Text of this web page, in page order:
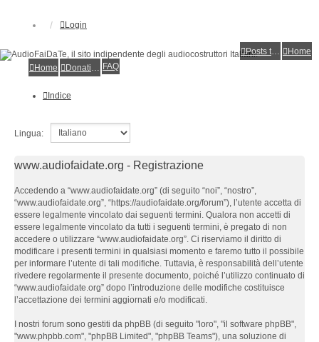
Login
Posts toplist
Home
Home
Donations FAQ
Indice
Lingua:
www.audiofaidate.org - Registrazione
Accedendo a “www.audiofaidate.org” (di seguito “noi”, “nostro”,
“www.audiofaidate.org”, “https://audiofaidate.org/forum”), l’utente accetta di
essere legalmente vincolato dai seguenti termini. Qualora non accetti di
essere legalmente vincolato da tutti i seguenti termini, è pregato di non
accedere o utilizzare “www.audiofaidate.org”. Ci riserviamo il diritto di
modificare i presenti termini in qualsiasi momento e faremo tutto il possibile
per informare l’utente di tali modifiche. Tuttavia, è responsabilità dell’utente
rivedere regolarmente il presente documento, poiché l’utilizzo continuato di
“www.audiofaidate.org” dopo l’introduzione delle modifiche costituisce
l’accettazione dei termini aggiornati e/o modificati.
I nostri forum sono gestiti da phpBB (di seguito "loro", "il software phpBB",
"www.phpbb.com", "phpBB Limited", "phpBB Teams"), una soluzione di